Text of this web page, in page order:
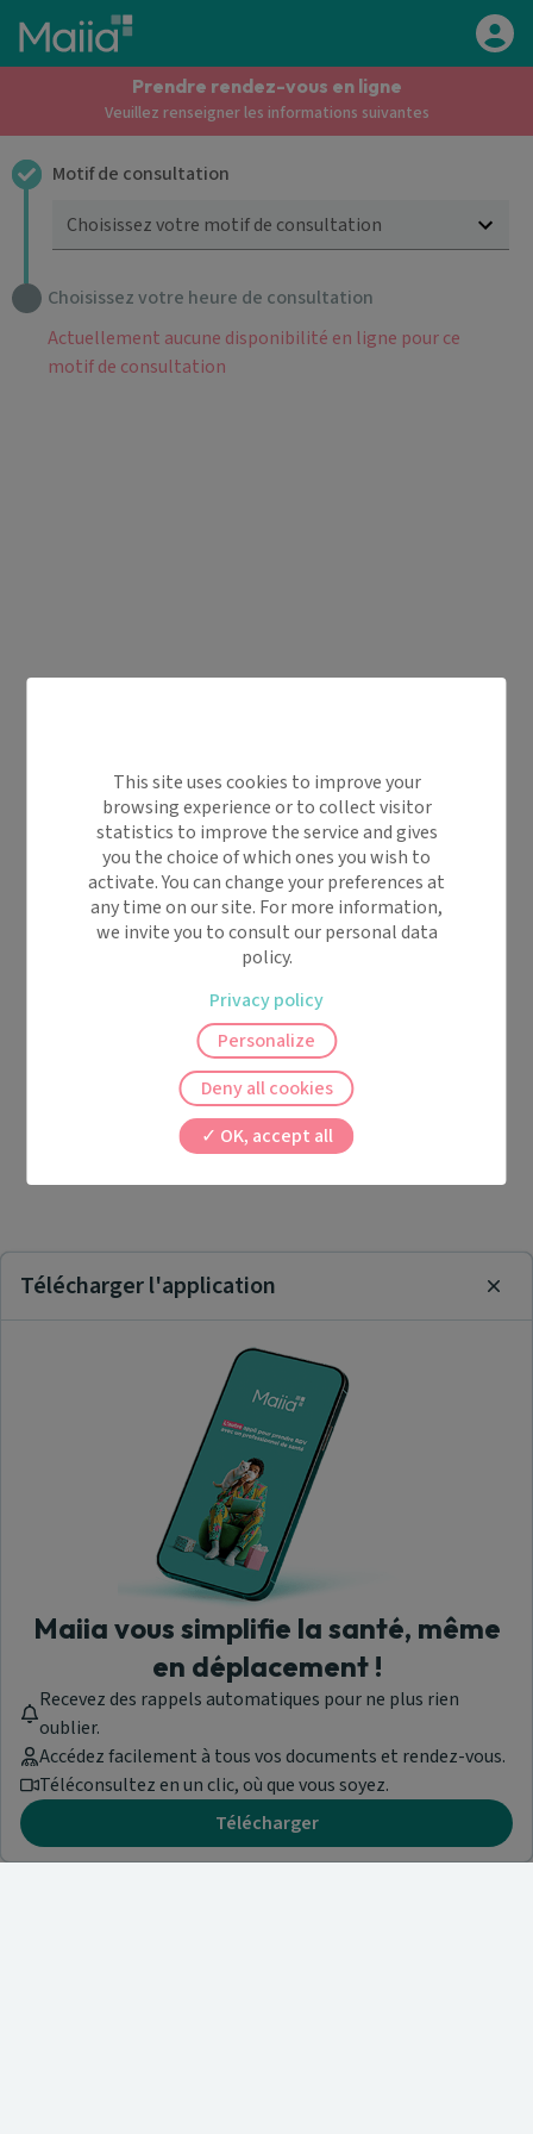
Aller au contenu principal
Prendre rendez-vous en ligne
Veuillez renseigner les informations suivantes
Motif de consultation
Choisissez votre motif de consultation
Choisissez votre heure de consultation
Actuellement aucune disponibilité en ligne pour ce
motif de consultation
Télécharger l'application
Maiia vous simplifie la santé, même
en déplacement !
Recevez des rappels automatiques pour ne plus rien
oublier.
Accédez facilement à tous vos documents et rendez-vous.
Téléconsultez en un clic, où que vous soyez.
Télécharger
This site uses cookies to improve your
browsing experience or to collect visitor
statistics to improve the service and gives
you the choice of which ones you wish to
activate. You can change your preferences at
any time on our site. For more information,
we invite you to consult our personal data
policy.
OK, accept all
Deny all cookies
Personalize
Privacy policy